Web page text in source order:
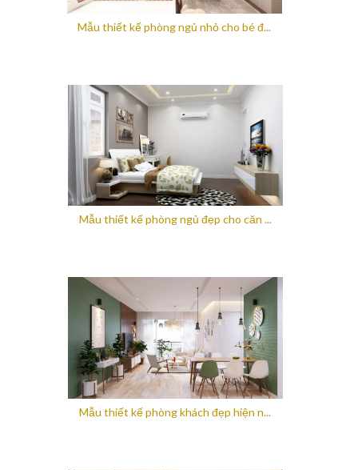
Mẫu thiết kế phòng ngủ nhỏ cho bé đ...
Mẫu thiết kế phòng ngủ đẹp cho căn ...
Mẫu thiết kế phòng khách đẹp hiện n...